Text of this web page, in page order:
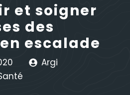
et soigner
des
escalade
Argi